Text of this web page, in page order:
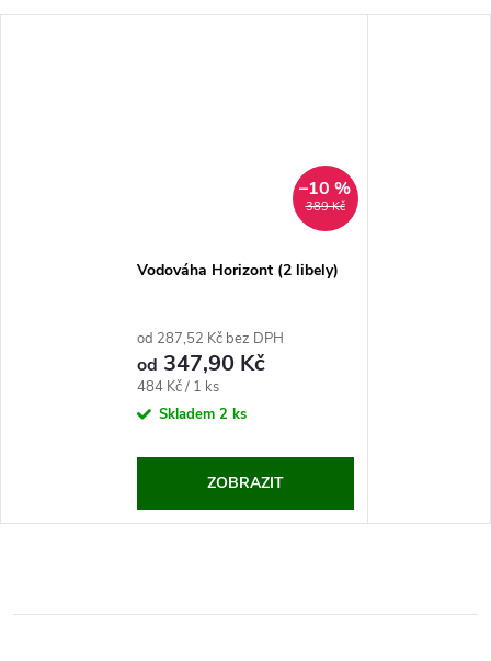
389 Kč
–10 %
Vodováha Horizont (2 libely)
od 287,52 Kč bez DPH
od 347,90 Kč
Měrná
cena:
484 Kč / 1 ks
Skladem 2 ks
ZOBRAZIT